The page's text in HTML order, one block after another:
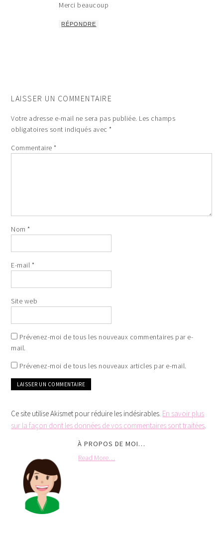
Merci beaucoup
RÉPONDRE
LAISSER UN COMMENTAIRE
Votre adresse e-mail ne sera pas publiée. Les champs
obligatoires sont indiqués avec*
Commentaire*
Nom*
E-mail *
Site web
Prévenez-moi de tous les nouveaux commentaires par e-
mail.
Prévenez-moi de tous les nouveaux articles par e-mail.
Ce site utilise Akismet pour réduire les indésirables. En savoir plus
sur la façon dont les données de vos commentaires sont traitées.
À PROPOS DE MOI…
Read More…